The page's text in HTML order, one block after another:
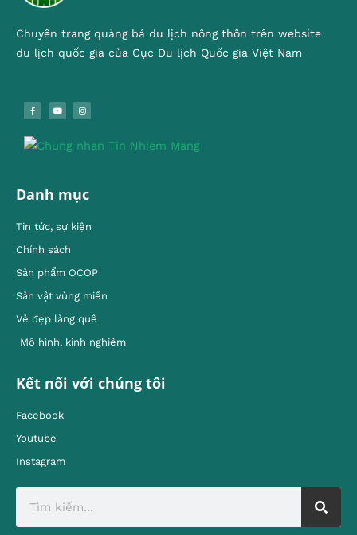
Chuyên trang quảng bá du lịch nông thôn trên website
du lịch quốc gia của Cục Du lịch Quốc gia Việt Nam
Danh mục
Tin tức, sự kiện
Chính sách
Sản phẩm OCOP
Sản vật vùng miền
Vẻ đẹp làng quê
Mô hình, kinh nghiêm
Kết nối với chúng tôi
Facebook
Youtube
Instagram